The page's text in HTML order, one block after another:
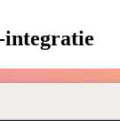
integratie